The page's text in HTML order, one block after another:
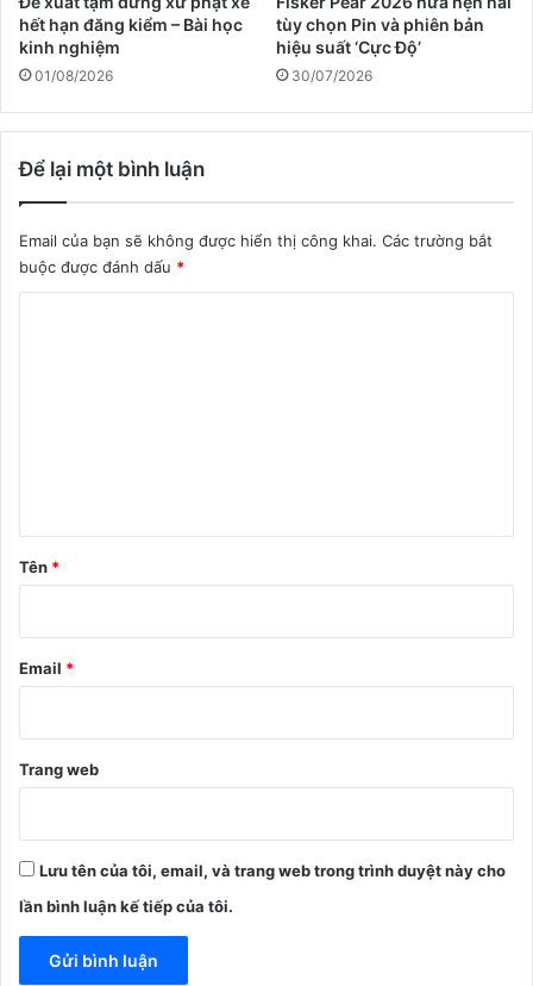
hết hạn đăng kiểm – Bài học
kinh nghiệm
01/08/2026
tùy chọn Pin và phiên bản
hiệu suất ‘Cực Độ’
30/07/2026
Để lại một bình luận
Email của bạn sẽ không được hiển thị công khai. Các trường bắt
buộc được đánh dấu *
n
Tên *
Email *
Trang web
Lưu tên của tôi, email, và trang web trong trình duyệt này cho
lần bình luận kế tiếp của tôi.